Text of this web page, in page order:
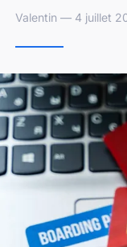
Valentin — 4 juillet